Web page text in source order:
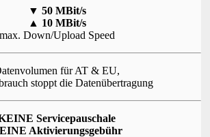
▼ 50 MBit/s
▲ 10 MBit/s
max. Down/Upload Speed
für AT & EU,
stoppt die Datenübertragung
Servicepauschale
Aktivierungsgebühr